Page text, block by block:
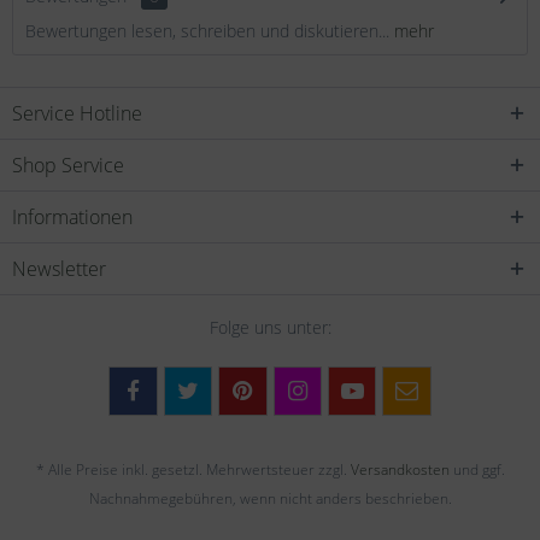
Bewertungen lesen, schreiben und diskutieren... mehr
Service Hotline
Shop Service
Informationen
Newsletter
Folge uns unter:
* Alle Preise inkl. gesetzl. Mehrwertsteuer zzgl. Versandkosten und ggf.
Nachnahmegebühren, wenn nicht anders beschrieben.